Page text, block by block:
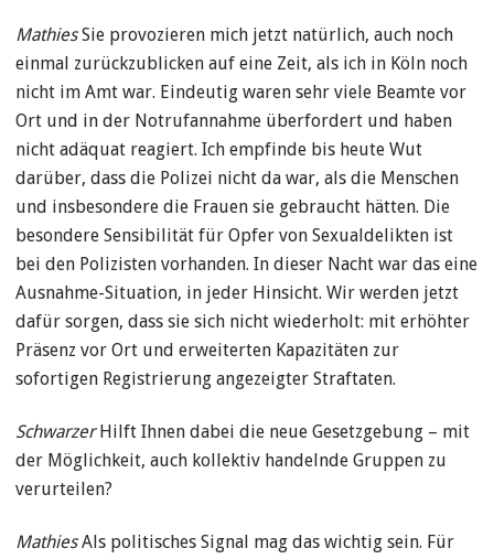
MathiesSie provozieren mich jetzt natürlich, auch noch
einmal zurückzublicken auf eine Zeit, als ich in Köln noch
nicht im Amt war. Eindeutig waren sehr viele Beamte vor
Ort und in der Notrufannahme überfordert und haben
nicht adäquat reagiert. Ich empfinde bis heute Wut
darüber, dass die Polizei nicht da war, als die Menschen
und insbesondere die Frauen sie gebraucht hätten. Die
besondere Sensibilität für Opfer von Sexualdelikten ist
bei den Polizisten vorhanden. In dieser Nacht war das eine
Ausnahme-Situation, in jeder Hinsicht. Wir werden jetzt
dafür sorgen, dass sie sich nicht wiederholt: mit erhöhter
Präsenz vor Ort und erweiterten Kapazitäten zur
sofortigen Registrierung angezeigter Straftaten.
SchwarzerHilft Ihnen dabei die neue Gesetzgebung – mit
der Möglichkeit, auch kollektiv handelnde Gruppen zu
verurteilen?
MathiesAls politisches Signal mag das wichtig sein. Für